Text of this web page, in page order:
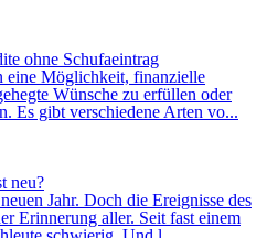
ohne Schufaeintrag
eine Möglichkeit, finanzielle
Wünsche zu erfüllen oder
Es gibt verschiedene Arten vo...
neu?
Jahr. Doch die Ereignisse des
Erinnerung aller. Seit fast einem